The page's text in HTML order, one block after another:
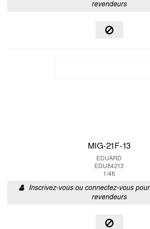
revendeurs
MIG-21F-13
EDUARD
EDU84213
1/48
Inscrivez-vous ou connectez-vous
revendeurs